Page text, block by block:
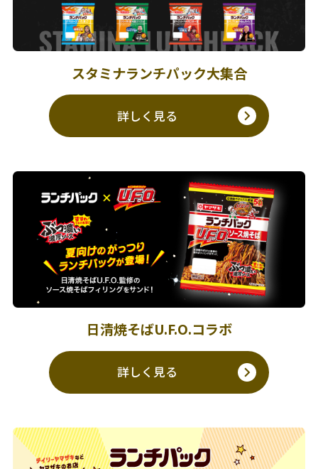
スタミナランチパック大集合
詳しく見る
日清焼そばU.F.O.コラボ
詳しく見る